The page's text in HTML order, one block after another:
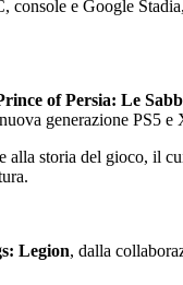
console e Google
of Persia: Le
generazione PS5 e
storia del gioco, il
Legion, dalla